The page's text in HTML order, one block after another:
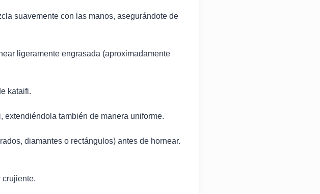
suavemente con las manos, asegurándote de
ligeramente engrasada (aproximadamente
kataifi.
también de manera uniforme.
diamantes o rectángulos) antes de hornear.
crujiente.